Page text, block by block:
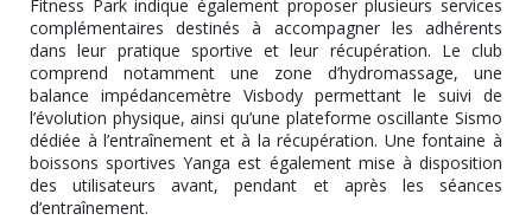
Fitness Park indique également proposer plusieurs services
complémentaires destinés à accompagner les adhérents
dans leur pratique sportive et leur récupération. Le club
comprend notamment une zone d’hydromassage, une
balance impédancemètre Visbody permettant le suivi de
l’évolution physique, ainsi qu’une plateforme oscillante Sismo
dédiée à l’entraînement et à la récupération. Une fontaine à
boissons sportives Yanga est également mise à disposition
des utilisateurs avant, pendant et après les séances
d’entraînement.